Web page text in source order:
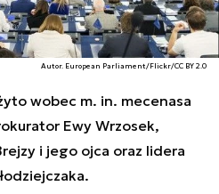
Autor. European Parliament/Flickr/CC BY 2.0
wobec m. in. mecenasa
Ewy Wrzosek,
i jego ojca oraz lidera